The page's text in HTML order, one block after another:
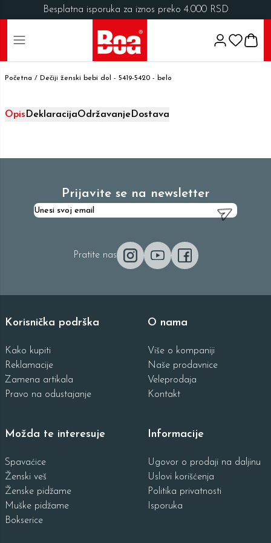
Besplatna isporuka za iznos preko 4.000 RSD
Početna / Dečiji ženski bebi dol - 5419-5420 - belo
Opis DeklaracijaOdržavanjeDostava
Prijavite se na newsletter
Pratite nas
Korisnička podrška
Kako kupiti
Reklamacije
Zamena artikala
Pravo na odustajanje
O nama
Više o kompaniji
Naše prodavnice
Veleprodaja
Kontakt
Možda te interesuje
Spavaćice
Ženski veš
Ženske pidžame
Muške pidžame
Bokserice
Informacije
Ugovor o prodaji na daljinu
Uslovi korišćenja
Politika privatnosti
Isporuka